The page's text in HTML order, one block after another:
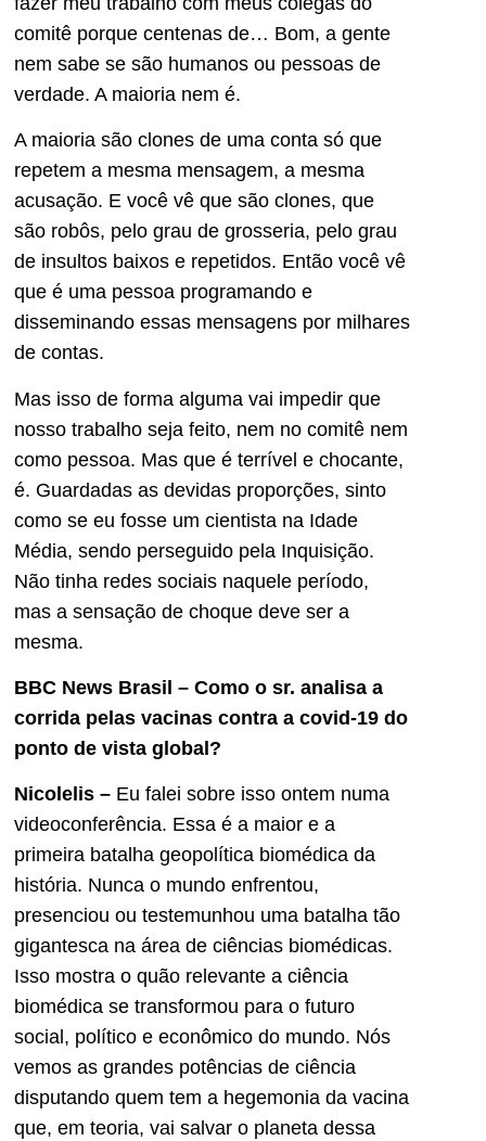
comitê porque centenas de… Bom, a gente
nem sabe se são humanos ou pessoas de
verdade. A maioria nem é.
A maioria são clones de uma conta só que
repetem a mesma mensagem, a mesma
acusação. E você vê que são clones, que
são robôs, pelo grau de grosseria, pelo grau
de insultos baixos e repetidos. Então você vê
que é uma pessoa programando e
disseminando essas mensagens por milhares
de contas.
Mas isso de forma alguma vai impedir que
nosso trabalho seja feito, nem no comitê nem
como pessoa. Mas que é terrível e chocante,
é. Guardadas as devidas proporções, sinto
como se eu fosse um cientista na Idade
Média, sendo perseguido pela Inquisição.
Não tinha redes sociais naquele período,
mas a sensação de choque deve ser a
mesma.
BBC News Brasil – Como o sr. analisa a
corrida pelas vacinas contra a covid-19 do
ponto de vista global?
Nicolelis – Eu falei sobre isso ontem numa
videoconferência. Essa é a maior e a
primeira batalha geopolítica biomédica da
história. Nunca o mundo enfrentou,
presenciou ou testemunhou uma batalha tão
gigantesca na área de ciências biomédicas.
Isso mostra o quão relevante a ciência
biomédica se transformou para o futuro
social, político e econômico do mundo. Nós
vemos as grandes potências de ciência
disputando quem tem a hegemonia da vacina
que, em teoria, vai salvar o planeta dessa